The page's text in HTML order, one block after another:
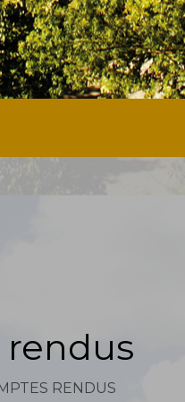
RENDUS